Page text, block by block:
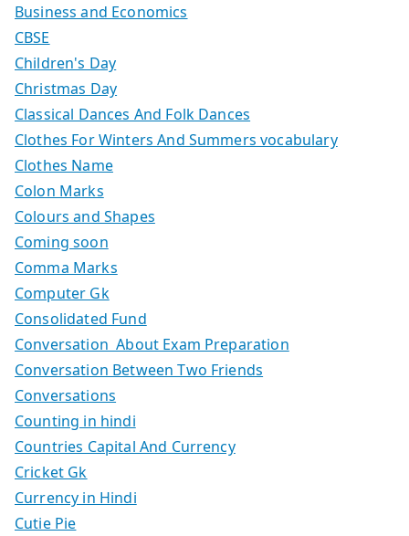
Business and Economics
CBSE
Children's Day
Christmas Day
Classical Dances And Folk Dances
Clothes For Winters And Summers vocabulary
Clothes Name
Colon Marks
Colours and Shapes
Coming soon
Comma Marks
Computer Gk
Consolidated Fund
Conversation About Exam Preparation
Conversation Between Two Friends
Conversations
Counting in hindi
Countries Capital And Currency
Cricket Gk
Currency in Hindi
Cutie Pie